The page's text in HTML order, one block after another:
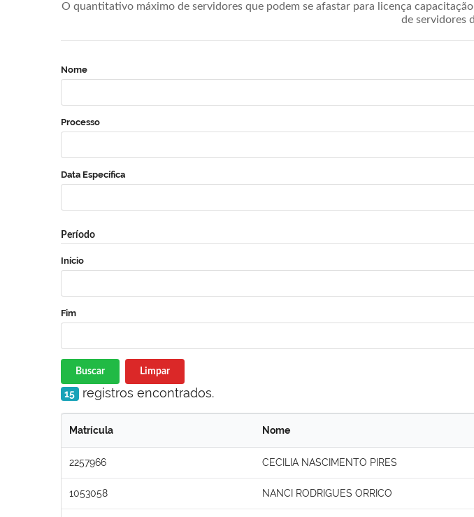
O quantitativo máximo de servidores que podem se afastar para licença
de servidores
Nome
Processo
Data Específica
Período
Início
Fim
Buscar Limpar
15 registros encontrados.
Matrícula Nome
2257966 CECILIA NASCIMENTO PIRES
1053058 NANCI RODRIGUES ORRICO